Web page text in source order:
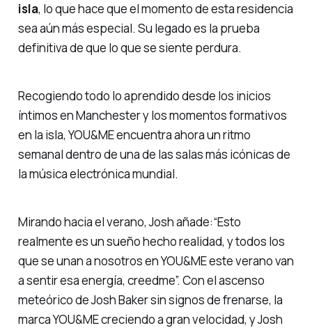
isla, lo que hace que el momento de esta residencia
sea aún más especial. Su legado es la prueba
definitiva de que lo que se siente perdura.
Recogiendo todo lo aprendido desde los inicios
íntimos en Manchester y los momentos formativos
en la isla, YOU&ME encuentra ahora un ritmo
semanal dentro de una de las salas más icónicas de
la música electrónica mundial.
Mirando hacia el verano, Josh añade:“Esto
realmente es un sueño hecho realidad, y todos los
que se unan a nosotros en YOU&ME este verano van
a sentir esa energía, creedme”. Con el ascenso
meteórico de Josh Baker sin signos de frenarse, la
marca YOU&ME creciendo a gran velocidad, y Josh